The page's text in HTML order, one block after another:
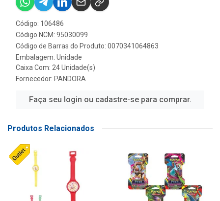
Código: 106486
Código NCM: 95030099
Código de Barras do Produto: 0070341064863
Embalagem: Unidade
Caixa Com: 24 Unidade(s)
Fornecedor: PANDORA
Faça seu login ou cadastre-se para comprar.
Produtos Relacionados